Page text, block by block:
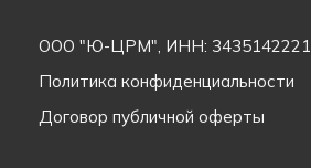
ООО "Ю-ЦРМ", ИНН: 3435142221
Политика конфиденциальности
Договор публичной оферты